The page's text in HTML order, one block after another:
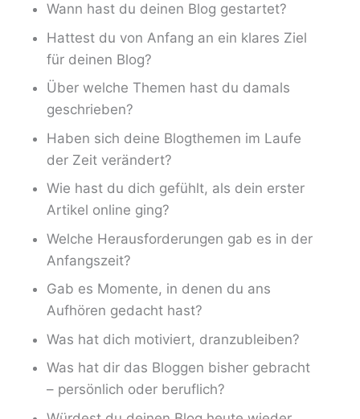
Wann hast du deinen Blog gestartet?
Hattest du von Anfang an ein klares Ziel
für deinen Blog?
Über welche Themen hast du damals
geschrieben?
Haben sich deine Blogthemen im Laufe
der Zeit verändert?
Wie hast du dich gefühlt, als dein erster
Artikel online ging?
Welche Herausforderungen gab es in der
Anfangszeit?
Gab es Momente, in denen du ans
Aufhören gedacht hast?
Was hat dich motiviert, dranzubleiben?
Was hat dir das Bloggen bisher gebracht
– persönlich oder beruflich?